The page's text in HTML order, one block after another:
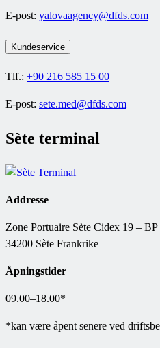
E-post: yalovaagency@dfds.com
Kundeservice
Tlf.: +90 216 585 15 00
E-post: sete.med@dfds.com
Sète terminal
Addresse
Zone Portuaire Sète Cidex 19 –
34200 Sète Frankrike
Åpningstider
09.00–18.00*
*kan være åpent senere ved